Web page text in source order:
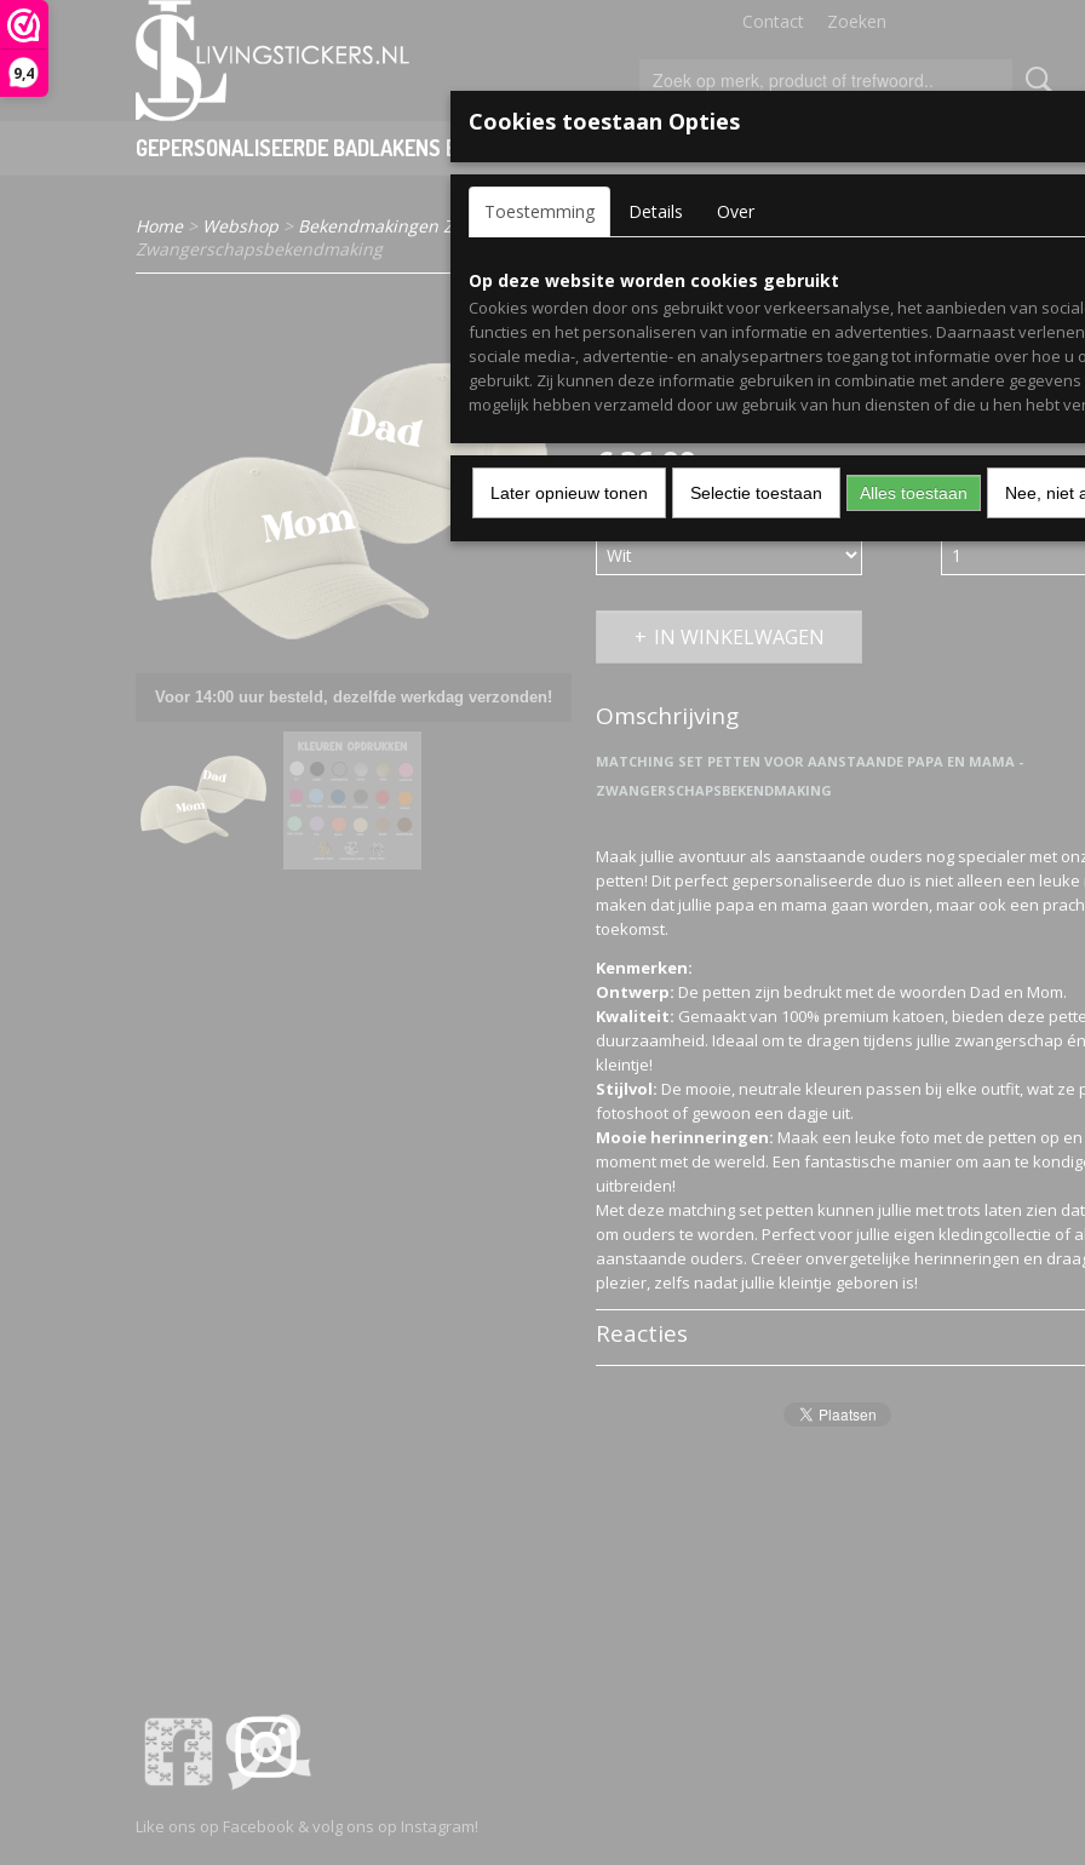
9,4
Contact Zoeken
GEPERSONALISEERDE BADLAKENS EN PONCHO'S VOOR KINDEREN
Home> Webshop > Bekendmakingen Zwangerschap Spijkerjassen> Bekendmaking Papa/Mama
> Matching set
Zwangerschapsbekendmaking
Voor 14:00 uur besteld, dezelfde werkdag verzonden!
Matching set petten voor
aanstaande Papa en
€ 36,99 (inclusief btw 21%)
Kleur tekst Aantal
IN WINKELWAGEN
Omschrijving
MATCHING SET PETTEN VOOR AANSTAANDE PAPA EN MAMA -
ZWANGERSCHAPSBEKENDMAKING
Maak jullie avontuur als aanstaande ouders nog specialer met
petten! Dit perfect gepersonaliseerde duo is niet alleen een
maken dat jullie papa en mama gaan worden, maar ook een
toekomst.
Kenmerken:
Ontwerp: De petten zijn bedrukt met de woorden Dad en Mom.
Kwaliteit: Gemaakt van 100% premium katoen, bieden deze
duurzaamheid. Ideaal om te dragen tijdens jullie zwangerschap
kleintje!
Stijlvol: De mooie, neutrale kleuren passen bij elke outfit, wat ze
fotoshoot of gewoon een dagje uit.
Mooie herinneringen: Maak een leuke foto met de petten op
moment met de wereld. Een fantastische manier om aan te
uitbreiden!
Met deze matching set petten kunnen jullie met trots laten zien
om ouders te worden. Perfect voor jullie eigen kledingcollectie of
aanstaande ouders. Creëer onvergetelijke herinneringen en
plezier, zelfs nadat jullie kleintje geboren is!
Reacties
Like ons op Facebook & volg ons op Instagram!
Cookies toestaan Opties
Toestemming Details Over
Op deze website worden cookies gebruikt
Cookies worden door ons gebruikt voor verkeersanalyse, het aanbieden van
functies en het personaliseren van informatie en advertenties. Daarnaast
sociale media-, advertentie- en analysepartners toegang tot informatie over hoe u
gebruikt. Zij kunnen deze informatie gebruiken in combinatie met andere gegevens
mogelijk hebben verzameld door uw gebruik van hun diensten of die u hen hebt
Later opnieuw tonen Selectie toestaan Alles toestaan Nee, niet